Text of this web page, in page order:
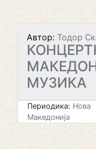
Автор: Тодор
МУЗИКА
Периодика: Нова
Македонија